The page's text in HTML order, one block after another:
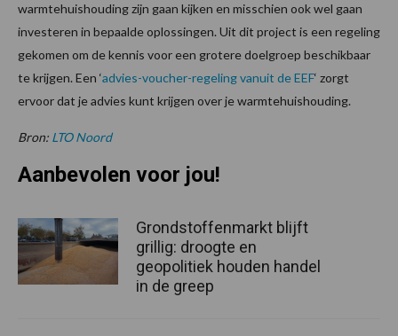
warmtehuishouding zijn gaan kijken en misschien ook wel gaan
investeren in bepaalde oplossingen. Uit dit project is een regeling
gekomen om de kennis voor een grotere doelgroep beschikbaar
te krijgen. Een ‘advies-voucher-regeling vanuit de EEF‘ zorgt
ervoor dat je advies kunt krijgen over je warmtehuishouding.
Bron: LTO Noord
Aanbevolen voor jou!
Grondstoffenmarkt blijft
grillig: droogte en
geopolitiek houden handel
in de greep